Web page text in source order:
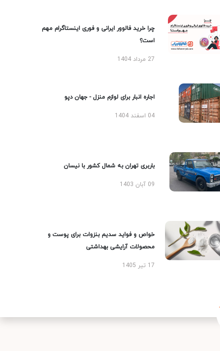
چرا خرید فالوور ایرانی و فوری اینستاگرام مهم
است؟
27 مرداد 1404
اجاره انبار برای لوازم منزل - جهان دپو
04 اسفند 1404
باربری تهران به شمال کشور با نیسان
09 آبان 1403
خواص و فواید سدیم بنزوات برای پوست و
محصولات آرایشی بهداشتی
17 تیر 1405